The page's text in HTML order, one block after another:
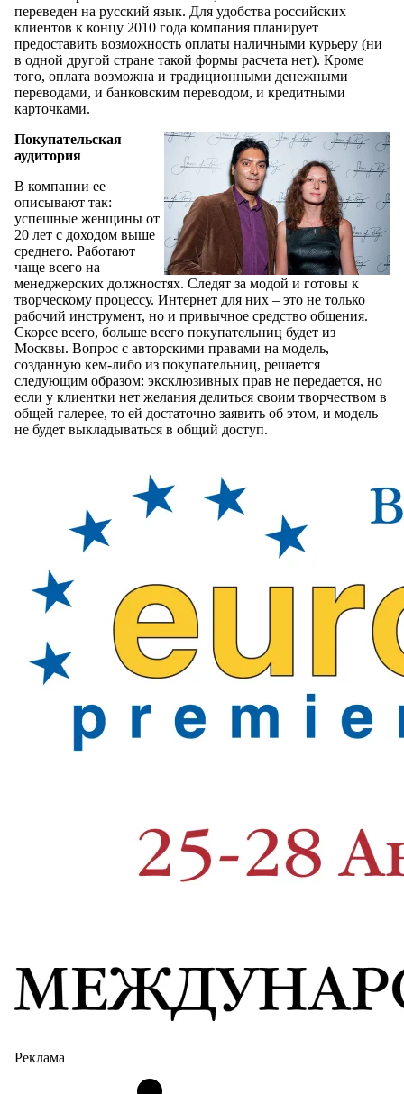
переведен на русский язык. Для удобства российских
клиентов к концу 2010 года компания планирует
предоставить возможность оплаты наличными курьеру (ни
в одной другой стране такой формы расчета нет). Кроме
того, оплата возможна и традиционными денежными
переводами, и банковским переводом, и кредитными
карточками.
Покупательская
аудитория
В компании ее
описывают так:
успешные женщины от
20 лет с доходом выше
среднего. Работают
чаще всего на
менеджерских должностях. Следят за модой и готовы к
творческому процессу. Интернет для них – это не только
рабочий инструмент, но и привычное средство общения.
Скорее всего, больше всего покупательниц будет из
Москвы. Вопрос с авторскими правами на модель,
созданную кем-либо из покупательниц, решается
следующим образом: эксклюзивных прав не передается, но
если у клиентки нет желания делиться своим творчеством в
общей галерее, то ей достаточно заявить об этом, и модель
не будет выкладываться в общий доступ.
Реклама